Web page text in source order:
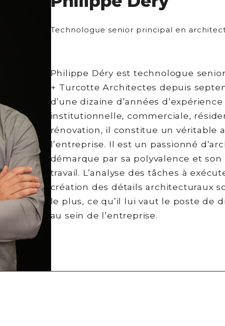
Technologue senior principal en
Philippe Déry est technologue
+ Turcotte Architectes depuis
d’une dizaine d’années
institutionnelle, commerciale,
rénovation, il constitue un véritable
l’entreprise. Il est un passionné
démarque par sa polyvalence et
travail. L’analyse des tâches à
création des détails architecturaux
le plus, ce qu’il lui vaut le poste de
au sein de l’entreprise.